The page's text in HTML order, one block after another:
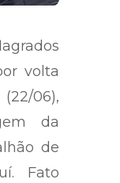
volta
06),
da
de
Fato